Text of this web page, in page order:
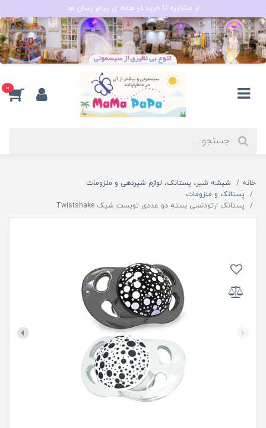
از مشاوره تا خرید در همه ی پیام رسان ها
0
خانه
شیشه شیر، پستانک، لوازم شیردهی و ملزومات
پستانک و ملزومات
پستانک ارتودنسی بسته دو عددی تویست شیک Twistshake